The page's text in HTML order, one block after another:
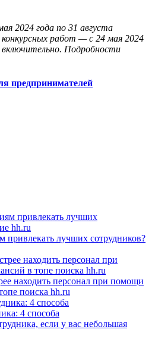
2024 года по 31 августа
работ — с 24 мая 2024
включительно. Подробности
предпринимателей
лучших сотрудников?
находить персонал при помощи
поиска hh.ru
4 способа